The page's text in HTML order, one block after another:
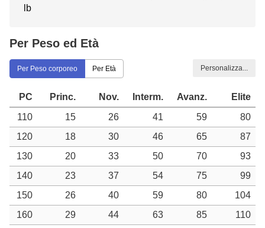
lb
Per Peso ed Età
Per Peso corporeo Per Età Personalizza...
PC Princ. Nov. Interm. Avanz.
Elite
110
15 26 41 59
80
120
18 30 46 65
87
130
20 33 50 70
93
140
23 37 54 75
99
150
26 40 59 80
104
160
29 44 63 85
110